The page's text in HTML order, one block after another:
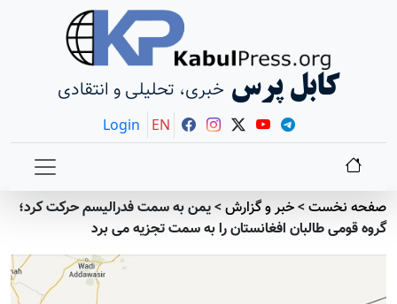
کابل پرس خبری، تحلیلی و انتقادی
Login EN
صفحه نخست>خبر و گزارش>یمن به سمت فدرالیسم حرکت کرد؛
گروه قومی طالبان افغانستان را به سمت تجزیه می برد